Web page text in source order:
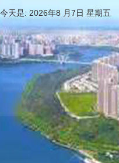
今天是: 2026年8 月7日 星期五